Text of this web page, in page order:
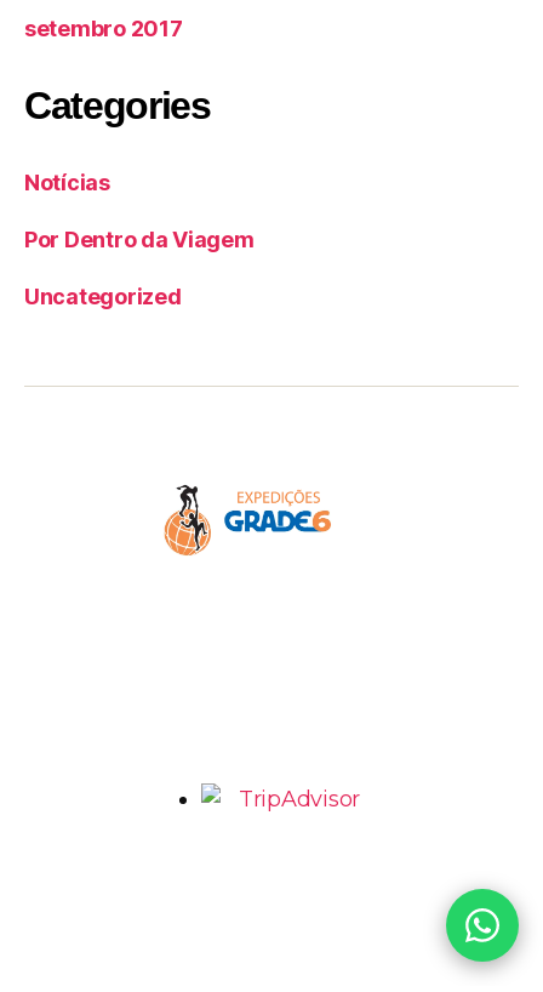
setembro 2017
Categories
Notícias
Por Dentro da Viagem
Uncategorized